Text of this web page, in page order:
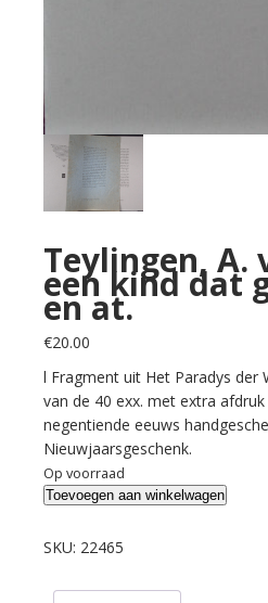
Teylingen, A.
een kind dat
en at.
€20.00
l Fragment uit Het Paradys der
van de 40 exx. met extra
negentiende eeuws
Nieuwjaarsgeschenk.
Op voorraad
Teylingen,
van.
een
Toevoegen aan winkelwagen
SKU: 22465